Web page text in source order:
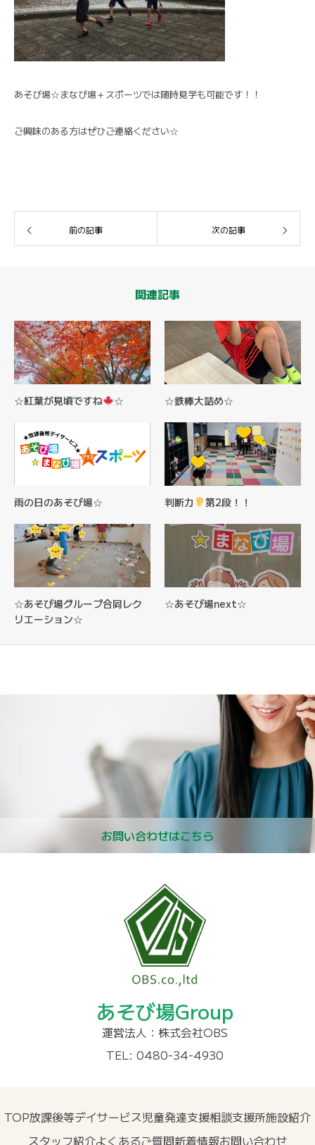
あそび場☆まなび場＋スポーツでは随時見学も可能です！！
ご興味のある方はぜひご連絡ください☆
前の記事 次の記事
関連記事
☆紅葉が見頃ですね ☆ ☆鉄棒大詰め☆
雨の日のあそび場☆ 判断力 第2段！！
☆あそび場グループ合同レク
リエーション☆
☆あそび場next☆
お問い合わせはこちら
あそび場Group
運営法人：株式会社OBS
TEL: 0480-34-4930
TOP放課後等デイサービス児童発達支援相談支援所施設紹介
スタッフ紹介よくあるご質問新着情報お問い合わせ